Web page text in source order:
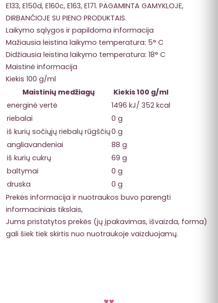
E133, E150d, E160c, E163, E171. PAGAMINTA GAMYKLOJE,
DIRBANČIOJE SU PIENO PRODUKTAIS.
Laikymo sąlygos ir papildoma informacija
Mažiausia leistina laikymo temperatura: 5° C
Didžiausia leistina laikymo temperatura: 18° C
Maistinė informacija
Kiekis 100 g/ml
Maistinių medžiagų
Kiekis 100 g/ml
energinė vertė
1496 kJ/ 352 kcal
riebalai
0 g
iš kurių sočiųjų riebalų rūgščių0 g
angliavandeniai
88 g
iš kurių cukrų
69 g
baltymai
0 g
druska
0 g
Prekės informacija ir nuotraukos buvo parengti
informaciniais tikslais,
Jums pristatytos prekės (jų įpakavimas, išvaizda, forma)
gali šiek tiek skirtis nuo nuotraukoje vaizduojamų.